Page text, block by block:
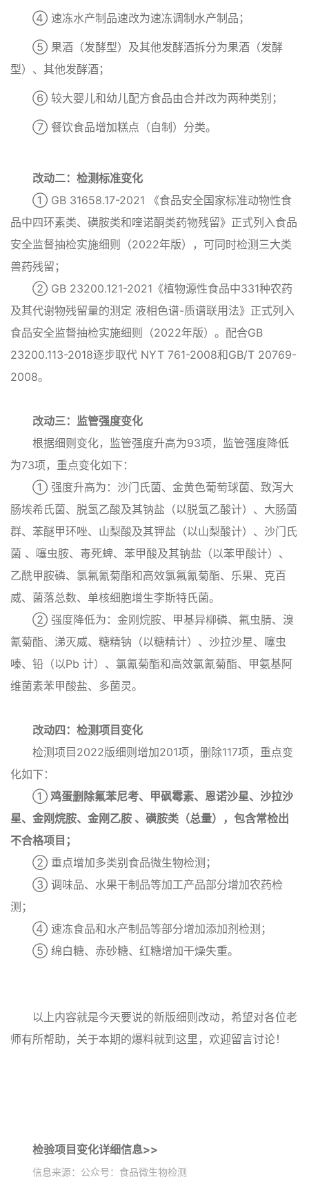
④ 速冻水产制品速改为速冻调制水产制品；
⑤ 果酒（发酵型）及其他发酵酒拆分为果酒（发酵
型）、其他发酵酒；
⑥ 较大婴儿和幼儿配方食品由合并改为两种类别；
⑦ 餐饮食品增加糕点（自制）分类。
改动二：检测标准变化
① GB 31658.17-2021 《食品安全国家标准动物性食
品中四环素类、磺胺类和喹诺酮类药物残留》正式列入食品
安全监督抽检实施细则（2022年版），可同时检测三大类
兽药残留；
② GB 23200.121-2021《植物源性食品中331种农药
及其代谢物残留量的测定 液相色谱-质谱联用法》正式列入
食品安全监督抽检实施细则（2022年版）。配合GB
23200.113-2018逐步取代 NYT 761-2008和GB/T 20769-
2008。
改动三：监管强度变化
根据细则变化，监管强度升高为93项，监管强度降低
为73项，重点变化如下：
① 强度升高为：沙门氏菌、金黄色葡萄球菌、致泻大
肠埃希氏菌、脱氢乙酸及其钠盐（以脱氢乙酸计）、大肠菌
群、苯醚甲环唑、山梨酸及其钾盐（以山梨酸计）、沙门氏
菌 、噻虫胺、毒死蜱、苯甲酸及其钠盐（以苯甲酸计）、
乙酰甲胺磷、氯氟氰菊酯和高效氯氟氰菊酯、乐果、克百
威、菌落总数、单核细胞增生李斯特氏菌。
② 强度降低为：金刚烷胺、甲基异柳磷、氟虫腈、溴
氰菊酯、涕灭威、糖精钠（以糖精计）、沙拉沙星、噻虫
嗪、铅（以Pb 计）、氯氰菊酯和高效氯氰菊酯、甲氨基阿
维菌素苯甲酸盐、多菌灵。
改动四：检测项目变化
检测项目2022版细则增加201项，删除117项，重点变
化如下：
① 鸡蛋删除氟苯尼考、甲砜霉素、恩诺沙星、沙拉沙
星、金刚烷胺、金刚乙胺 、磺胺类（总量），包含常检出
不合格项目；
② 重点增加多类别食品微生物检测；
③ 调味品、水果干制品等加工产品部分增加农药检
测；
④ 速冻食品和水产制品等部分增加添加剂检测；
⑤ 绵白糖、赤砂糖、红糖增加干燥失重。
以上内容就是今天要说的新版细则改动，希望对各位老
师有所帮助，关于本期的爆料就到这里，欢迎留言讨论！
检验项目变化详细信息>>
信息来源：公众号：食品微生物检测